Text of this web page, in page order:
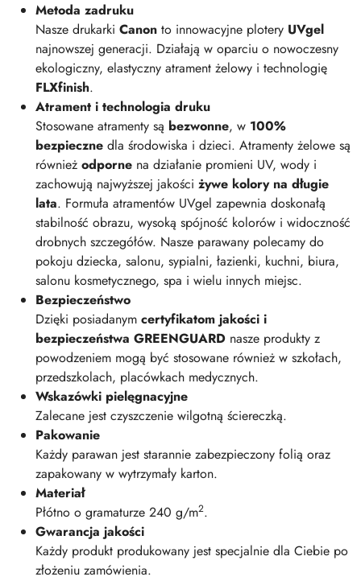
Metoda zadruku
Nasze drukarki Canon to innowacyjne plotery UVgel
najnowszej generacji. Działają w oparciu o nowoczesny
ekologiczny, elastyczny atrament żelowy i technologię
FLXfinish.
Atrament i technologia druku
Stosowane atramenty są bezwonne, w 100%
bezpieczne dla środowiska i dzieci. Atramenty żelowe są
również odporne na działanie promieni UV, wody i
zachowują najwyższej jakości żywe kolory na długie
lata. Formuła atramentów UVgel zapewnia doskonałą
stabilność obrazu, wysoką spójność kolorów i widoczność
drobnych szczegółów. Nasze parawany polecamy do
pokoju dziecka, salonu, sypialni, łazienki, kuchni, biura,
salonu kosmetycznego, spa i wielu innych miejsc.
Bezpieczeństwo
Dzięki posiadanym certyfikatom jakości i
bezpieczeństwa GREENGUARD nasze produkty z
powodzeniem mogą być stosowane również w szkołach,
przedszkolach, placówkach medycznych.
Wskazówki pielęgnacyjne
Zalecane jest czyszczenie wilgotną ściereczką.
Pakowanie
Każdy parawan jest starannie zabezpieczony folią oraz
zapakowany w wytrzymały karton.
Materiał
Płótno o gramaturze 240 g/m2.
Gwarancja jakości
Każdy produkt produkowany jest specjalnie dla Ciebie po
złożeniu zamówienia.